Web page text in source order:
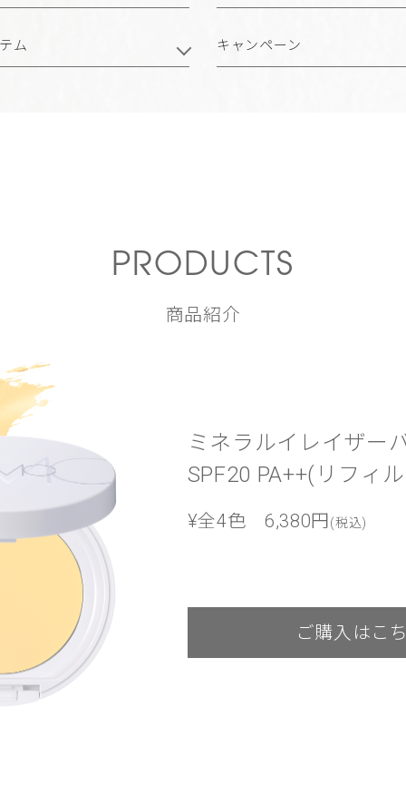
ム キャンペーン
PRODUCTS
商品紹介
ミネラルイレイザー
SPF20 PA++(リフィ
¥全4色 6,380円(税込)
ご購入はこ